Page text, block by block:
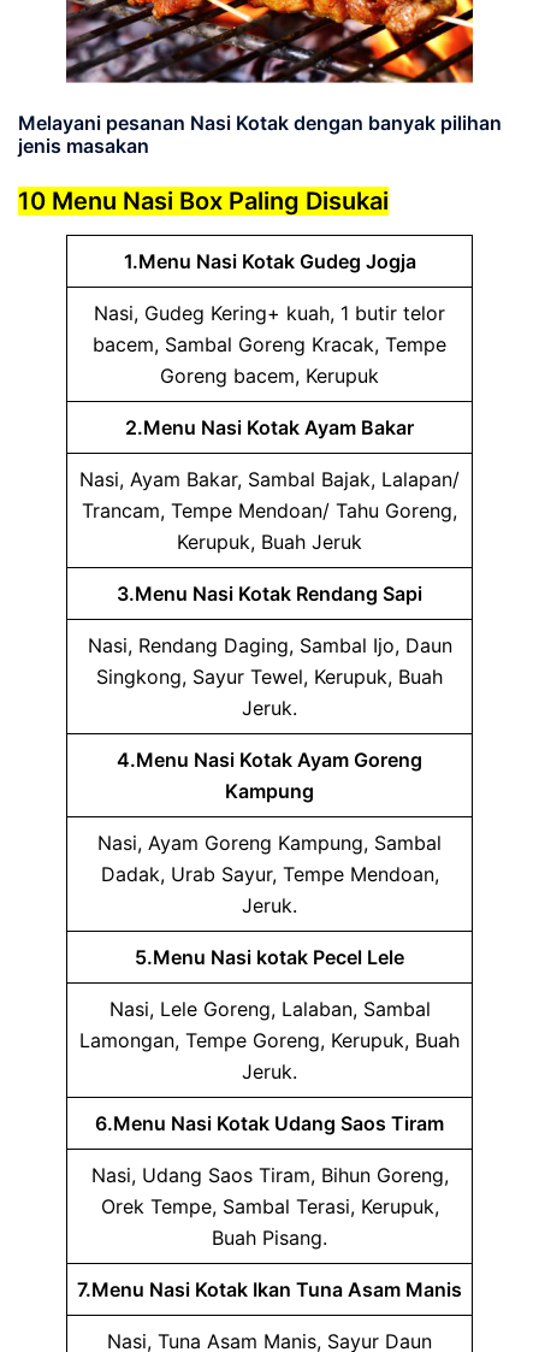
Melayani pesanan Nasi Kotak dengan banyak pilihan
jenis masakan
10 Menu Nasi Box Paling Disukai
1.Menu Nasi Kotak Gudeg Jogja
Nasi, Gudeg Kering+ kuah, 1 butir telor
bacem, Sambal Goreng Kracak, Tempe
Goreng bacem, Kerupuk
2.Menu Nasi Kotak Ayam Bakar
Nasi, Ayam Bakar, Sambal Bajak, Lalapan/
Trancam, Tempe Mendoan/ Tahu Goreng,
Kerupuk, Buah Jeruk
3.Menu Nasi Kotak Rendang Sapi
Nasi, Rendang Daging, Sambal Ijo, Daun
Singkong, Sayur Tewel, Kerupuk, Buah
Jeruk.
4.Menu Nasi Kotak Ayam Goreng
Kampung
Nasi, Ayam Goreng Kampung, Sambal
Dadak, Urab Sayur, Tempe Mendoan,
Jeruk.
5.Menu Nasi kotak Pecel Lele
Nasi, Lele Goreng, Lalaban, Sambal
Lamongan, Tempe Goreng, Kerupuk, Buah
Jeruk.
6.Menu Nasi Kotak Udang Saos Tiram
Nasi, Udang Saos Tiram, Bihun Goreng,
Orek Tempe, Sambal Terasi, Kerupuk,
Buah Pisang.
7.Menu Nasi Kotak Ikan Tuna Asam Manis
Nasi, Tuna Asam Manis, Sayur Daun